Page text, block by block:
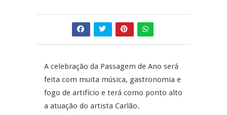
Festas do Concelho de Penalva
do Castelo
11º Encontro Gastronómico
Now Opinião – Manuela
Antunes: Problemas nos
Exames Nacionais
A celebração da Passagem de Ano será
feita com muita música, gastronomia e
fogo de artifício e terá como ponto alto
a atuação do artista Carlão.